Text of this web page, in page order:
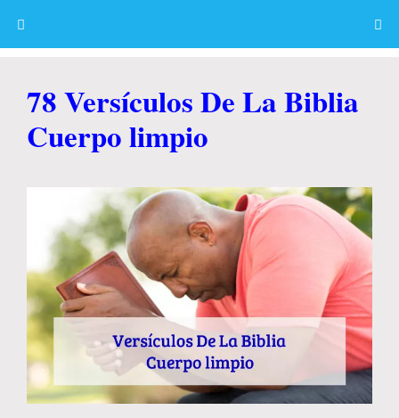
78 Versículos De La Biblia
Cuerpo limpio